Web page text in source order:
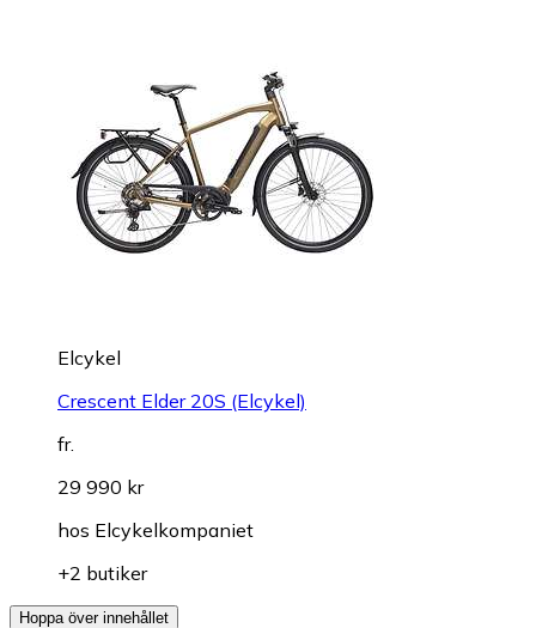
Elcykel
Crescent Elder 20S (Elcykel)
fr.
29 990 kr
hos Elcykelkompaniet
+2 butiker
Hoppa över innehållet